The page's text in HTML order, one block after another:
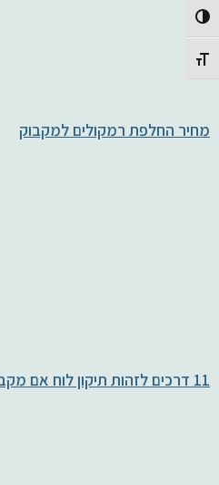
Toggle High Contrast
Toggle Font size
מחיר החלפת רמקולים למקבוק
11 דרכים לזהות תיקון לוח אם מקבוק